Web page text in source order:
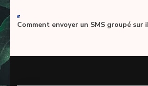
-
Comment envoyer un SMS groupé sur